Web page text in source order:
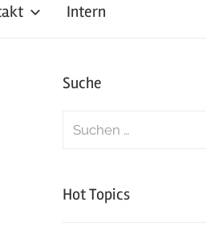
Intern
Suche
Suchen
Hot Topics